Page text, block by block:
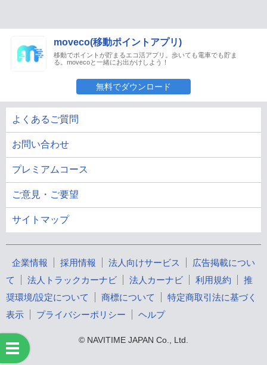
moveco(移動ポイントアプリ)
移動でポイントが貯まるエコ活アプリ。歩いても電車でも貯ま
る。movecoと一緒にお出かけしよう！
無料でダウンロード
よくあるご質問
お問い合わせ
プレミアムコース
ご意見・ご要望
サイトマップ
企業情報 採用情報 法人向けサービス
広告掲載につい
て
法人トラックカーナビ 法人カーナビ 利用規約
推
奨環境/設定について
商標について
特定商取引法に基づく
表示
プライバシーポリシー ヘルプ
© NAVITIME JAPAN Co., Ltd.